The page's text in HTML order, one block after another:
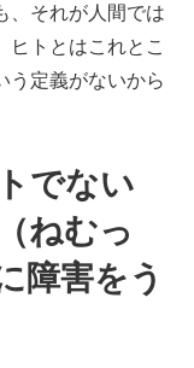
、それが人間では
ヒトとはこれとこ
う定義がないから
でない
ねむっ
障害をう